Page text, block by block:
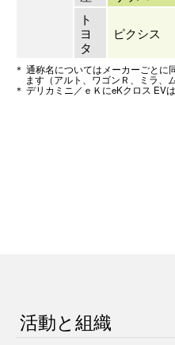
ト
ヨ
タ
ピクシス
＊ 通称名についてはメーカーごと
ます（アルト、ワゴンＲ、ミラ、
＊ デリカミニ／ｅＫにeKクロス EV
活動と組織